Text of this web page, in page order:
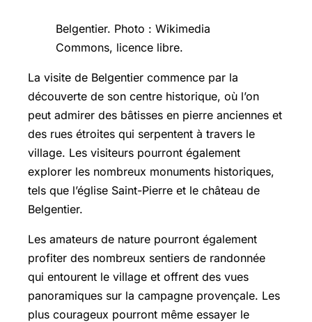
Belgentier. Photo : Wikimedia
Commons, licence libre.
La visite de Belgentier commence par la
découverte de son centre historique, où l’on
peut admirer des bâtisses en pierre anciennes et
des rues étroites qui serpentent à travers le
village. Les visiteurs pourront également
explorer les nombreux monuments historiques,
tels que l’église Saint-Pierre et le château de
Belgentier.
Les amateurs de nature pourront également
profiter des nombreux sentiers de randonnée
qui entourent le village et offrent des vues
panoramiques sur la campagne provençale. Les
plus courageux pourront même essayer le